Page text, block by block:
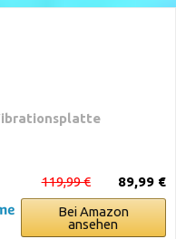
89,99 €
119,99 €
Bei Amazon
ansehen